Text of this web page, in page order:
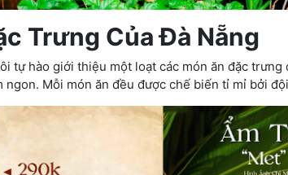
Trưng Của Đà Nẵng
tự hào giới thiệu một loạt các món ăn đặc
Mỗi món ăn đều được chế biến tỉ mỉ bởi